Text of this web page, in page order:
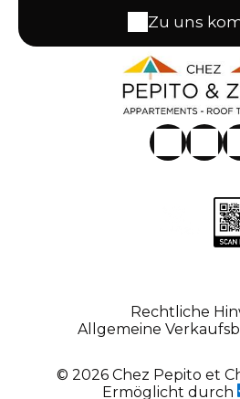
Zu uns
Rechtliche
Allgemeine
© 2026 Chez Pepito et
Ermöglicht durch